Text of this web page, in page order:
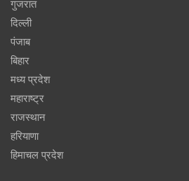
गुजरात
दिल्ली
पंजाब
बिहार
मध्य प्रदेश
महाराष्ट्र
राजस्थान
हरियाणा
हिमाचल प्रदेश